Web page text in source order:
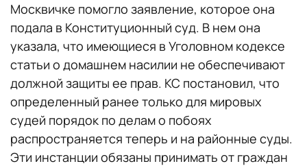
Москвичке помогло заявление, которое она
подала в Конституционный суд. В нем она
указала, что имеющиеся в Уголовном кодексе
статьи о домашнем насилии не обеспечивают
должной защиты ее прав. КС постановил, что
определенный ранее только для мировых
судей порядок по делам о побоях
распространяется теперь и на районные суды.
Эти инстанции обязаны принимать от граждан